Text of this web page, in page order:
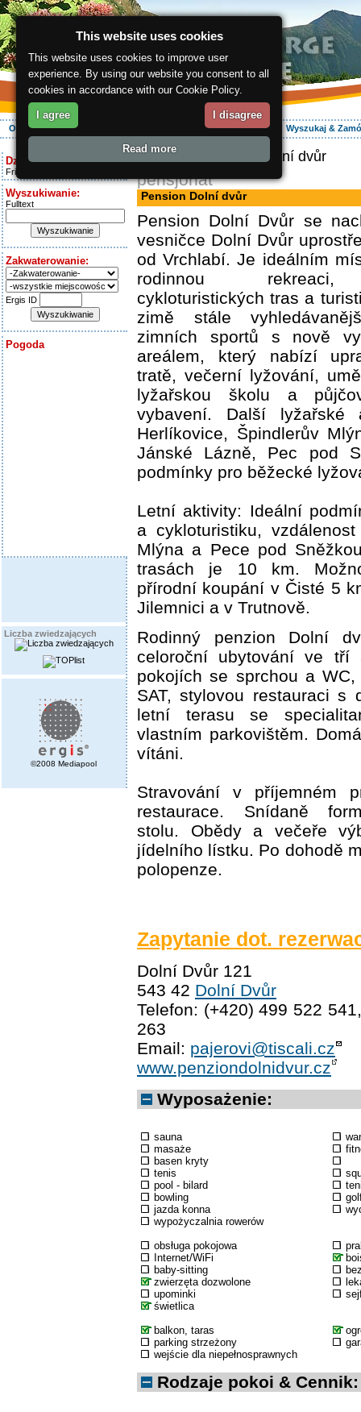
O regionie Aktywnie Zakwaterowanie Wyszukaj &
Dziś jest:
Friday 7.08.2026
Wyszukiwanie:
Fulltext
Zakwaterowanie:
Ergis ID
Pogoda
Liczba zwiedzających
©2008 Mediapool
ergis.cz > Pension Dolní dvůr
pensjonat
Pension Dolní dvůr
Pension Dolní Dvůr se
vesničce Dolní Dvůr
od Vrchlabí. Je ideálním
rodinnou rekreaci,
cykloturistických tras a
zimě stále
zimních sportů s nově
areálem, který nabízí
tratě, večerní lyžování,
lyžařskou školu a
vybavení. Další
Herlíkovice, Špindlerův
Jánské Lázně, Pec pod
podmínky pro běžecké
Letní aktivity: Ideální
a cykloturistiku,
Mlýna a Pece pod
trasách je 10 km.
přírodní koupání v Čisté 5
Jilemnici a v Trutnově.
Rodinný penzion Dolní
celoroční ubytování ve tří
pokojích se sprchou a
SAT, stylovou restauraci s
letní terasu se
vlastním parkovištěm.
vítáni.
Stravování v příjemném
restaurace. Snídaně
stolu. Obědy a večeře
jídelního lístku. Po dohodě
polopenze.
Zapytanie dot.
Dolní Dvůr 121
543 42 Dolní Dvůr
Telefon: (+420) 499 522
263
Email: pajerovi@tiscali.cz
www.penziondolnidvur.cz
Wyposażenie:
sauna
masaże
basen kryty
tenis
pool - bilard
bowling
jazda konna
wypożyczalnia rowerów
obsługa pokojowa
Internet/WiFi
baby-sitting
zwierzęta dozwolone
upominki
świetlica
balkon, taras
parking strzeżony
wejście dla niepełnosprawnych
Rodzaje pokoi & Cennik:
This website uses cookies
This website uses cookies to improve user
experience. By using our website you consent to all
cookies in accordance with our Cookie Policy.
I agree I disagree
Read more